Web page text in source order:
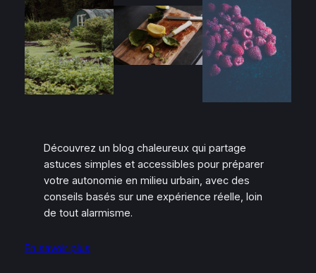
Découvrez un blog chaleureux qui partage
astuces simples et accessibles pour préparer
votre autonomie en milieu urbain, avec des
conseils basés sur une expérience réelle, loin
de tout alarmisme.
En savoir plus